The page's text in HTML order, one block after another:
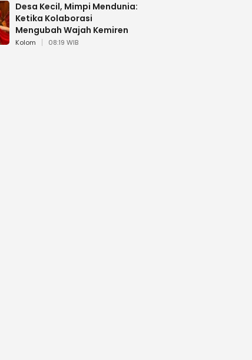
Desa Kecil, Mimpi Mendunia:
Ketika Kolaborasi
Mengubah Wajah Kemiren
Kolom 08:19 WIB